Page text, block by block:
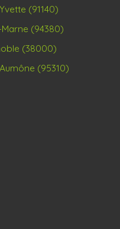
(91140)
(94380)
(38000)
(95310)